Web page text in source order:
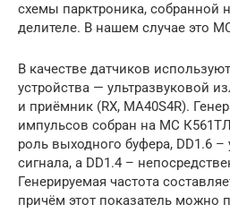
схемы парктроника, собранной
делителе. В нашем случае это
В качестве датчиков
устройства — ультразвуковой
и приёмник (RX, MA40S4R).
импульсов собран на МС
роль выходного буфера, DD1.6
сигнала, а DD1.4 –
Генерируемая частота
причём этот показатель можно